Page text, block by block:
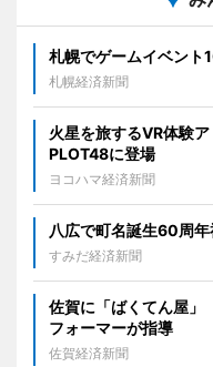
札幌でゲームイベン
札幌経済新聞
火星を旅するVR体験
PLOT48に登場
ヨコハマ経済新聞
八広で町名誕生60周
すみだ経済新聞
佐賀に「ばくてん屋
フォーマーが指導
佐賀経済新聞